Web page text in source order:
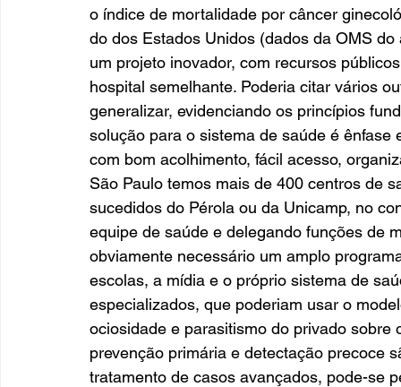
o índice de mortalidade por câncer
do dos Estados Unidos (dados da OMS
um projeto inovador, com recursos
hospital semelhante. Poderia citar vários
generalizar, evidenciando os princípios
solução para o sistema de saúde é
com bom acolhimento, fácil acesso,
São Paulo temos mais de 400 centros de
sucedidos do Pérola ou da Unicamp, no
equipe de saúde e delegando funções de
obviamente necessário um amplo
escolas, a mídia e o próprio sistema de
especializados, que poderiam usar o
ociosidade e parasitismo do privado
prevenção primária e detectação precoce
tratamento de casos avançados, pode-se